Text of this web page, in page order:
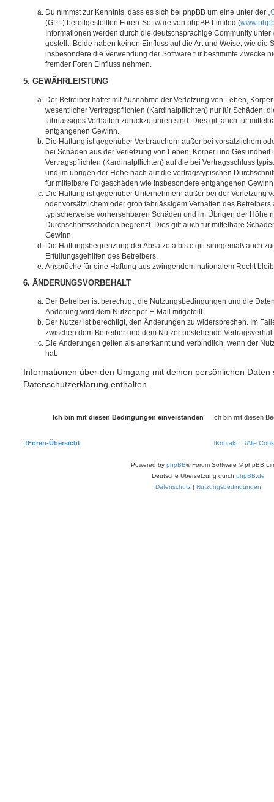
Du nimmst zur Kenntnis, dass es sich bei phpBB um eine unter der „
(GPL) bereitgestellten Foren-Software von phpBB Limited (
Informationen werden durch die deutschsprachige Community unter
gestellt. Beide haben keinen Einfluss auf die Art und Weise, wie die
insbesondere die Verwendung der Software für bestimmte Zwecke
fremder Foren Einfluss nehmen.
5. GEWÄHRLEISTUNG
Der Betreiber haftet mit Ausnahme der Verletzung von Leben,
wesentlicher Vertragspflichten (Kardinalpflichten) nur für Schäden,
fahrlässiges Verhalten zurückzuführen sind. Dies gilt auch für
entgangenen Gewinn.
Die Haftung ist gegenüber Verbrauchern außer bei vorsätzlichem
bei Schäden aus der Verletzung von Leben, Körper und
Vertragspflichten (Kardinalpflichten) auf die bei Vertragsschluss
und im übrigen der Höhe nach auf die vertragstypischen
für mittelbare Folgeschäden wie insbesondere entgangenen
Die Haftung ist gegenüber Unternehmern außer bei der Verletzung
oder vorsätzlichem oder grob fahrlässigem Verhalten des Betreibers
typischerweise vorhersehbaren Schäden und im Übrigen der Höhe
Durchschnittsschäden begrenzt. Dies gilt auch für mittelbare
Gewinn.
Die Haftungsbegrenzung der Absätze a bis c gilt sinngemäß auch
Erfüllungsgehilfen des Betreibers.
Ansprüche für eine Haftung aus zwingendem nationalem Recht
6. ÄNDERUNGSVORBEHALT
Der Betreiber ist berechtigt, die Nutzungsbedingungen und die
Änderung wird dem Nutzer per E-Mail mitgeteilt.
Der Nutzer ist berechtigt, den Änderungen zu widersprechen. Im
zwischen dem Betreiber und dem Nutzer bestehende
Die Änderungen gelten als anerkannt und verbindlich, wenn der
hat.
Informationen über den Umgang mit deinen persönlichen Daten
Datenschutzerklärung enthalten.
Foren-Übersicht Alle
Kontakt
Powered by phpBB® Forum Software © phpBB
Deutsche Übersetzung durch phpBB.de
Datenschutz | Nutzungsbedingungen